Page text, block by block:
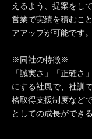
えるよう、提案をし
営業で実績を積むこ
アアップが可能です。
※同社の特徴※
「誠実さ」「正確さ
にする社風で、社訓
格取得支援制度など
としての成長ができ